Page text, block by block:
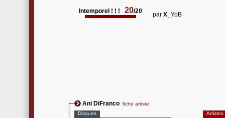
Intemporel ! ! ! 20/20 par X_ YoB
Ani DiFranco fiche artiste
Disques
Artistes